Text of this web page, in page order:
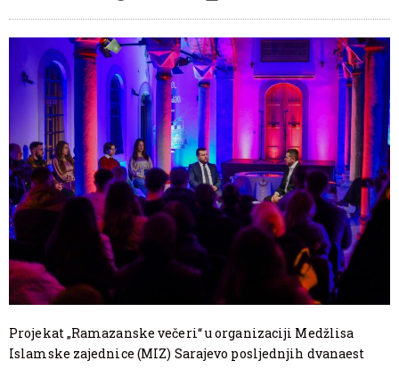
Projekat „Ramazanske večeri“ u organizaciji Medžlisa
Islamske zajednice (MIZ) Sarajevo posljednjih dvanaest